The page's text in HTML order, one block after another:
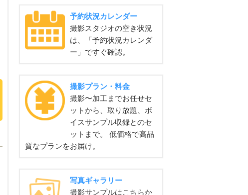
予約状況カレンダー
撮影スタジオの空き状況
は、「予約状況カレンダ
ー」ですぐ確認。
撮影プラン・料金
撮影〜加工までお任せセ
ットから、取り放題、ボ
イスサンプル収録とのセ
ットまで。 低価格で高品
質なプランをお届け。
写真ギャラリー
撮影サンプルはこちらか